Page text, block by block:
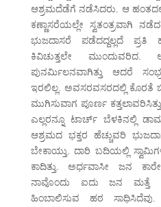
ಆಶ್ರಮದೆಡೆಗೆ ನಡೆಸಿದರು. ಆ
ಕಣ್ಣಾಸರೆಯಲ್ಲೇ ಸ್ವತಂತ್ರವಾಗಿ
ಭುಜದಾಸರೆ ಪಡೆದದ್ದಲ್ಲದೆ
ಕಿವಿಚುತ್ತಲೇ
ಪುನರ್ಮಿಲನವಾಗಿತ್ತು ಆದರೆ
ಇರಲಿಲ್ಲ. ಅವಸರವಸರದಲ್ಲಿ ಕೊರತೆ
ಮುಗಿಸುವಾಗ ಪೂರ್ಣ
ಎಲ್ಲರನ್ನೂ ಟಾರ್ಚ್ ಬೆಳಕಿನಲ್ಲಿ
ಆಶ್ರಮದ ಭಕ್ತರ ಹೆಚ್ಚುವರಿ
ಬೇಕಾಯ್ತು. ದಾರಿ ಬದಿಯಲ್ಲಿ
ಕಾದಿತ್ತು. ಅರ್ಧವಾಸೀ ಜನ
ನಾವೊಂದು ಐದು ಜನ ಮತ್ತೆ
ಹಿಂಬಾಲಿಸುವ ಹಠ ಸಾಧಿಸಿದೆವು.